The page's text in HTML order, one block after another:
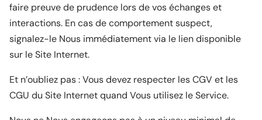
faire preuve de prudence lors de vos échanges et
interactions. En cas de comportement suspect,
signalez-le Nous immédiatement via le lien disponible
sur le Site Internet.
Et n’oubliez pas : Vous devez respecter les CGV et les
CGU du Site Internet quand Vous utilisez le Service.